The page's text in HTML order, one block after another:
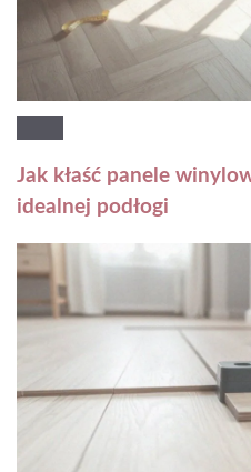
Jak kłaść panele
idealnej podłogi